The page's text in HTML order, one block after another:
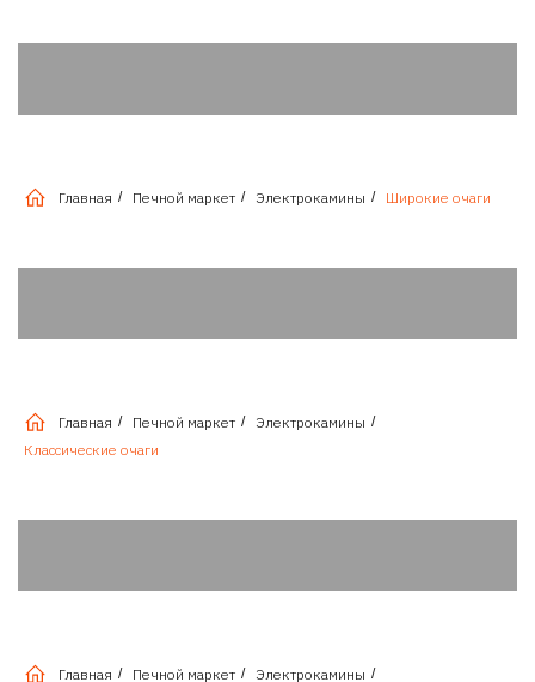
Главная / Печной маркет / Электрокамины / Широкие очаги
Главная / Печной маркет / Электрокамины /
Классические очаги
Главная / Печной маркет / Электрокамины /